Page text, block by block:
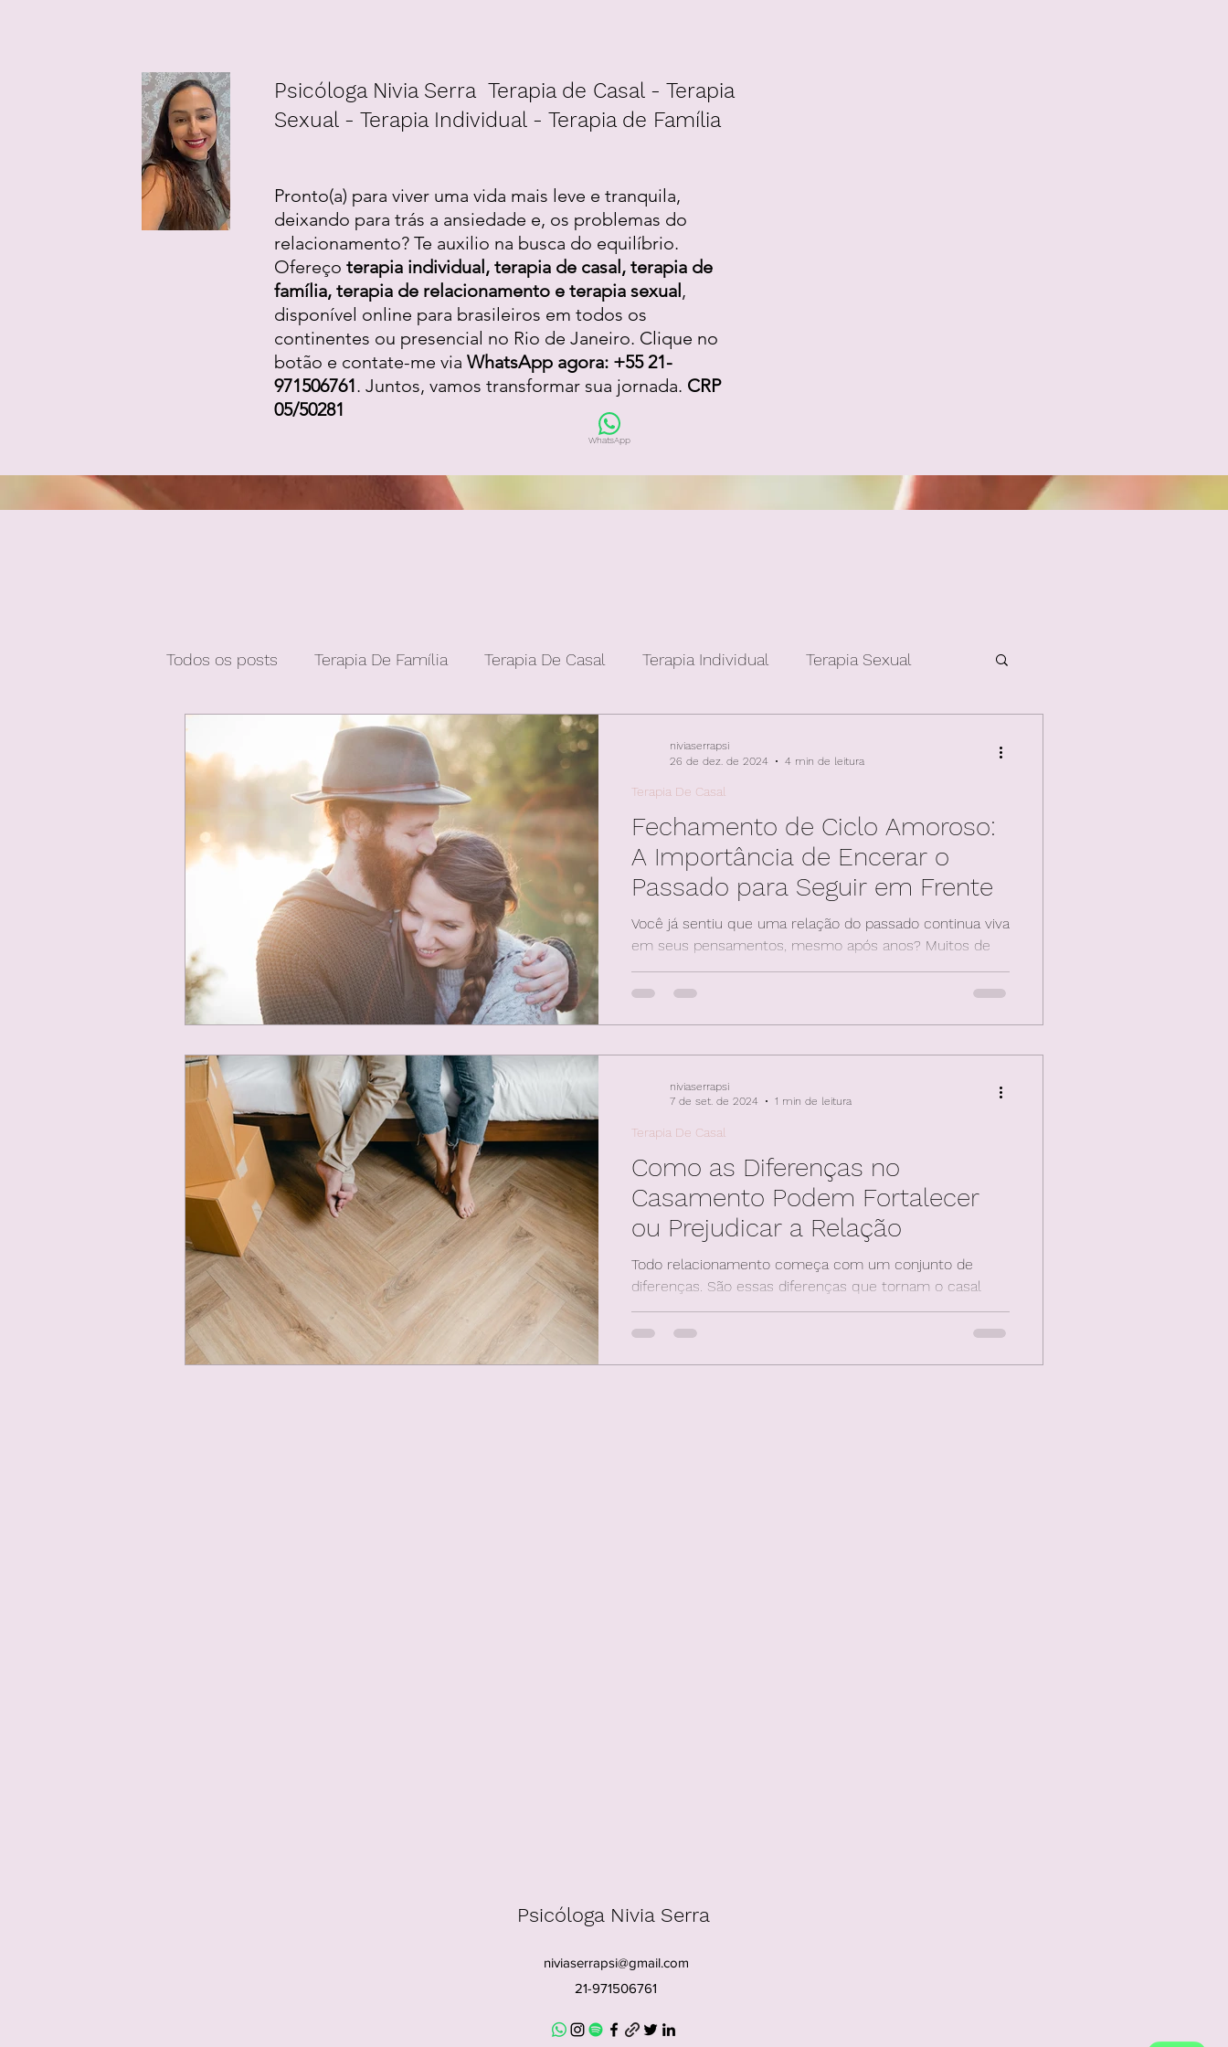
Psicóloga Nivia Serra Terapia de Casal - Terapia
Sexual - Terapia Individual - Terapia de Família
Pronto(a) para viver uma vida mais leve e tranquila,
deixando para trás a ansiedade e, os problemas do
relacionamento? Te auxilio na busca do equilíbrio.
Ofereço terapia individual, terapia de casal, terapia de
família, terapia de relacionamento e terapia sexual,
disponível online para brasileiros em todos os
continentes ou presencial no Rio de Janeiro. Clique no
botão e contate-me via WhatsApp agora: +55 21-
971506761. Juntos, vamos transformar sua jornada. CRP
05/50281
Todos os posts Terapia De Família Terapia De Casal Terapia Individual Terapia Sexual
Fechamento de Ciclo Amoroso:
A Importância de Encerar o
Passado para Seguir em Frente
Você já sentiu que uma relação do passado continua viva
em seus pensamentos, mesmo após anos? Muitos de
nós já vivemos histórias de amor
Terapia De Casal
niviaserrapsi
26 de dez. de 2024
4 min de leitura
Como as Diferenças no
Casamento Podem Fortalecer
ou Prejudicar a Relação
Todo relacionamento começa com um conjunto de
diferenças. São essas diferenças que tornam o casal
único, trazendo novos olhares
Terapia De Casal
niviaserrapsi
7 de set. de 2024
1 min de leitura
WhatsApp
Psicóloga Nivia Serra
niviaserrapsi@gmail.com
21-971506761